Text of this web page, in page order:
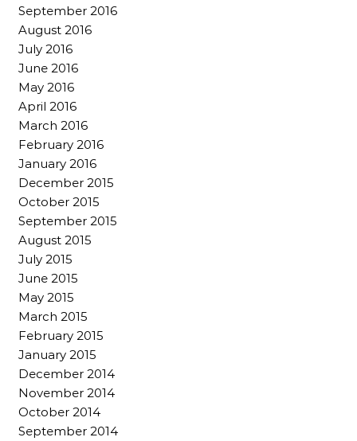
September 2016
August 2016
July 2016
June 2016
May 2016
April 2016
March 2016
February 2016
January 2016
December 2015
October 2015
September 2015
August 2015
July 2015
June 2015
May 2015
March 2015
February 2015
January 2015
December 2014
November 2014
October 2014
September 2014